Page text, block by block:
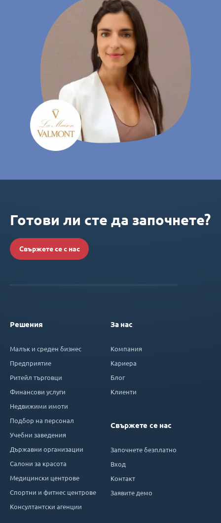
Готови ли сте да започнете?
Свържете се с нас
Решения
Малък и среден бизнес
Предприятие
Ритейл търговци
Финансови услуги
Недвижими имоти
Подбор на персонал
Учебни заведения
Държавни организации
Салони за красота
Медицински центрове
Спортни и фитнес центрове
Консултантски агенции
За нас
Компания
Кариера
Блог
Клиенти
Свържете се нас
Започнете безплатно
Вход
Контакт
Заявите демо